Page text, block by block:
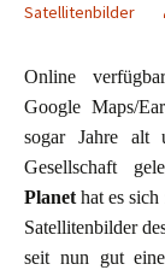
Satellitenbilder
Online
Google Maps/
sogar Jahre alt
Gesellschaft
Planet hat es
Satellitenbilder
seit nun gut